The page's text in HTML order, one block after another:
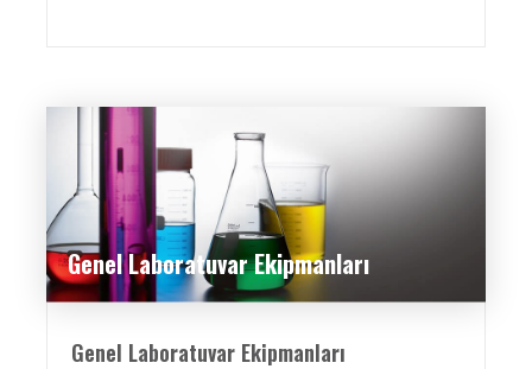
Genel Laboratuvar Ekipmanları
Genel Laboratuvar Ekipmanları